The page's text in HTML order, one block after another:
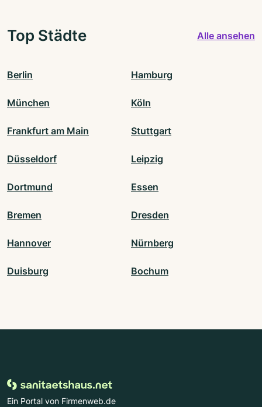
Top Städte Alle ansehen
Berlin Hamburg
München Köln
Frankfurt am Main Stuttgart
Düsseldorf Leipzig
Dortmund Essen
Bremen Dresden
Hannover Nürnberg
Duisburg Bochum
Ein Portal von Firmenweb.de